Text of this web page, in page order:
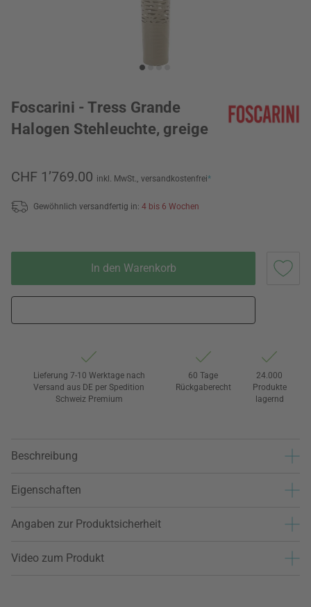
Foscarini - Tress Grande
Halogen Stehleuchte, greige
CHF 1’769.00 inkl. MwSt., versandkostenfrei*
Gewöhnlich versandfertig in: 4 bis 6 Wochen
In den Warenkorb
Lieferung 7-10 Werktage nach
Versand aus DE per Spedition
Schweiz Premium
60 Tage
Rückgaberecht
24.000
Produkte
lagernd
Beschreibung
Eigenschaften
Angaben zur Produktsicherheit
Video zum Produkt